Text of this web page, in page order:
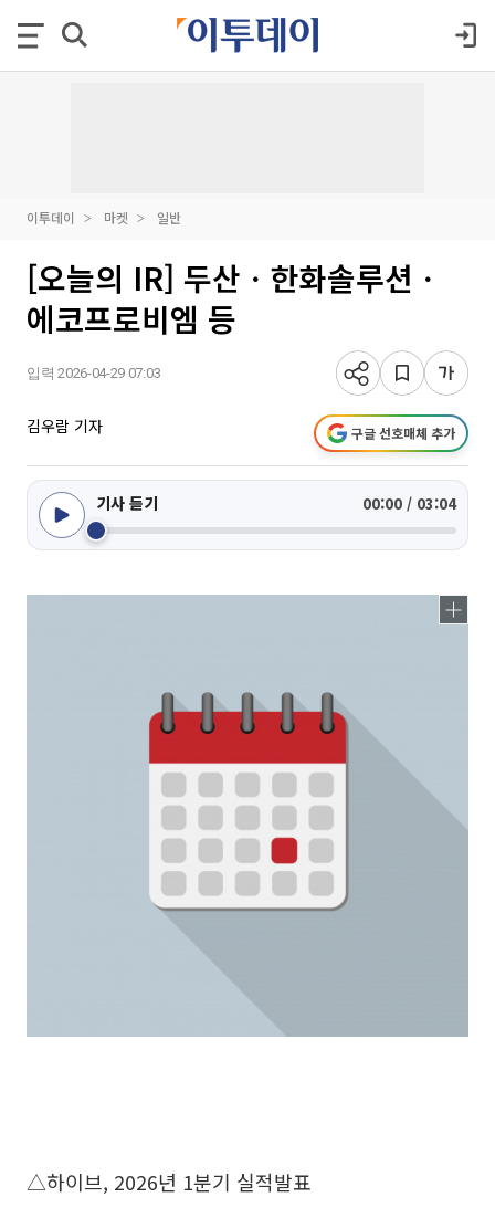
이투데이 마켓 일반
[오늘의 IR] 두산ㆍ한화솔루션ㆍ
에코프로비엠 등
입력 2026-04-29 07:03
김우람 기자 구글 선호매체 추가
기사 듣기 00:00 / 03:04
△하이브, 2026년 1분기 실적발표